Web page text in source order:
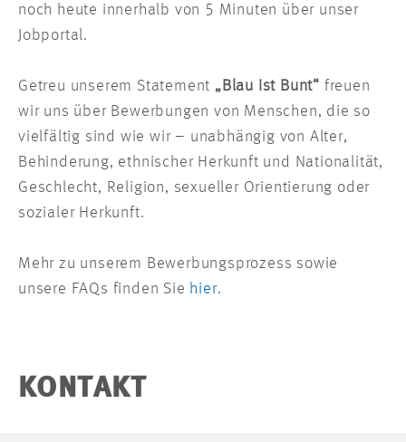
noch heute innerhalb von 5 Minuten über unser
Jobportal.
Getreu unserem Statement „Blau ist Bunt“ freuen
wir uns über Bewerbungen von Menschen, die so
vielfältig sind wie wir – unabhängig von Alter,
Behinderung, ethnischer Herkunft und Nationalität,
Geschlecht, Religion, sexueller Orientierung oder
sozialer Herkunft.
Mehr zu unserem Bewerbungsprozess sowie
unsere FAQs finden Sie hier.
KONTAKT